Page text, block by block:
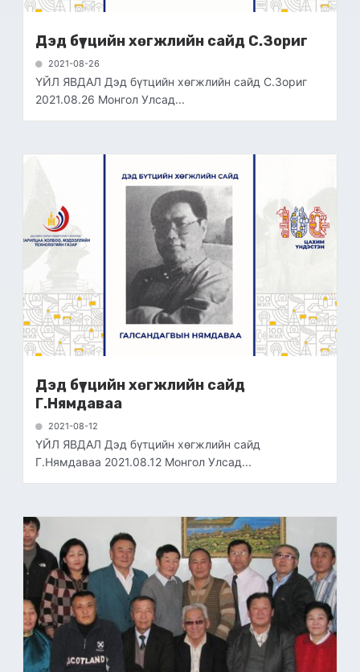
Дэд бүтцийн хөгжлийн сайд С.Зориг
2021-08-26
ҮЙЛ ЯВДАЛ Дэд бүтцийн хөгжлийн сайд С.Зориг
2021.08.26 Монгол Улсад...
Дэд бүтцийн хөгжлийн сайд
Г.Нямдаваа
2021-08-12
ҮЙЛ ЯВДАЛ Дэд бүтцийн хөгжлийн сайд
Г.Нямдаваа 2021.08.12 Монгол Улсад...